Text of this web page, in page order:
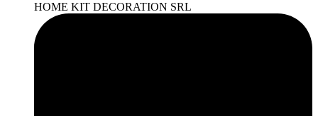
HOME KIT DECORATION SRL